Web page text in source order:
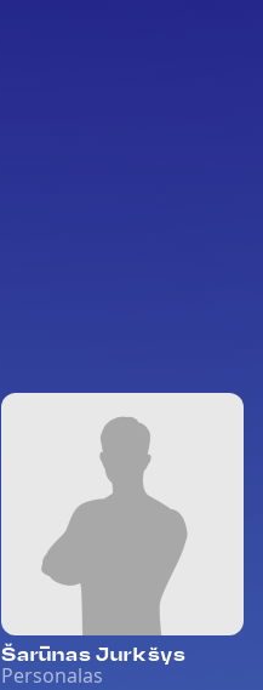
Šarūnas Jurkšys
Personalas